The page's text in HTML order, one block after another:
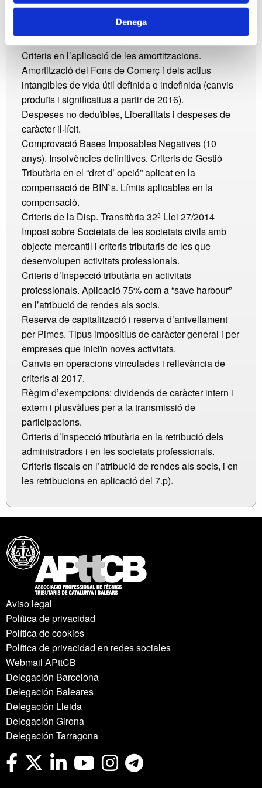
Denega
en les operacions a termini.
Correccions de valor: deterioraments no deduïbles
fiscalment en elements patrimonials.
Criteris en l’aplicació de les amortitzacions.
Amortització del Fons de Comerç i dels actius
intangibles de vida útil definida o indefinida (canvis
produïts i significatius a partir de 2016).
Despeses no deduïbles, Liberalitats i despeses de
caràcter il·lícit.
Comprovació Bases Imposables Negatives (10
anys). Insolvències definitives. Criteris de Gestió
Tributària en el “dret d’ opció” aplicat en la
compensació de BIN`s. Límits aplicables en la
compensació.
Criteris de la Disp. Transitòria 32ª Llei 27/2014
Impost sobre Societats de les societats civils amb
objecte mercantil i criteris tributaris de les que
desenvolupen activitats professionals.
Criteris d’Inspecció tributària en activitats
professionals. Aplicació 75% com a “save harbour”
en l’atribució de rendes als socis.
Reserva de capitalització i reserva d’anivellament
per Pimes. Tipus impositius de caràcter general i per
empreses que iniciïn noves activitats.
Canvis en operacions vinculades i rellevància de
criteris al 2017.
Règim d’exempcions: dividends de caràcter intern i
extern i plusvàlues per a la transmissió de
participacions.
Criteris d’Inspecció tributària en la retribució dels
administradors i en les societats professionals.
Criteris fiscals en l’atribució de rendes als socis, i en
les retribucions en aplicació del 7.p).
Aviso legal
Política de privacidad
Política de cookies
Política de privacidad en redes sociales
Webmail APttCB
Delegación Barcelona
Delegación Baleares
Delegación Lleida
Delegación Girona
Delegación Tarragona